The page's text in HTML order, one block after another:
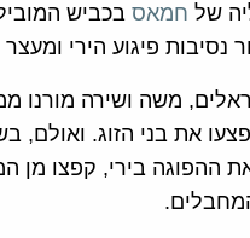
חמאס בכביש
פיגוע הירי
משה ושירה
את בני הזוג.
ההפוגה בירי, קפצו מן